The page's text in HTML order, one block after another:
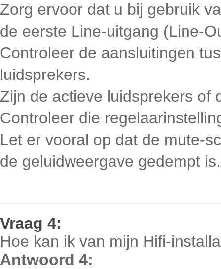
Zorg ervoor dat u bij gebruik
de eerste Line-uitgang (Line-
Controleer de aansluitingen
luidsprekers.
Zijn de actieve luidsprekers of
Controleer die
Let er vooral op dat de mute-
de geluidweergave gedempt is.
Vraag 4:
Hoe kan ik van mijn Hifi-
Antwoord 4: